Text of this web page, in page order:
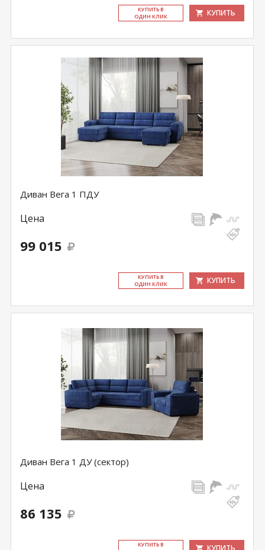
КУ­ПИТЬ В
ОДИН КЛИК
КУПИТЬ
Диван Вега 1 ПДУ
Цена
99 015
КУ­ПИТЬ В
ОДИН КЛИК
КУПИТЬ
Диван Вега 1 ДУ (сектор)
Цена
86 135
КУ­ПИТЬ В
КУПИТЬ